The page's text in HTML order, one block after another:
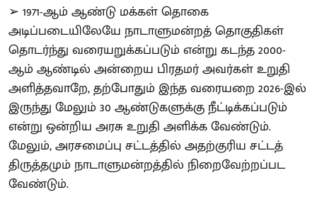
➢ 1971-ஆம் ஆண்டு மக்கள் தொகை
அடிப்படையிலேயே நாடாளுமன்றத் தொகுதிகள்
தொடர்ந்து வரையறுக்கப்படும் என்று கடந்த 2000-
ஆம் ஆண்டில் அன்றைய பிரதமர் அவர்கள் உறுதி
அளித்தவாறே, தற்போதும் இந்த வரையறை 2026-இல்
இருந்து மேலும் 30 ஆண்டுகளுக்கு நீட்டிக்கப்படும்
என்று ஒன்றிய அரசு உறுதி அளிக்க வேண்டும்.
மேலும், அரசமைப்பு சட்டத்தில் அதற்குரிய சட்டத்
திருத்தமும் நாடாளுமன்றத்தில் நிறைவேற்றப்பட
வேண்டும்.